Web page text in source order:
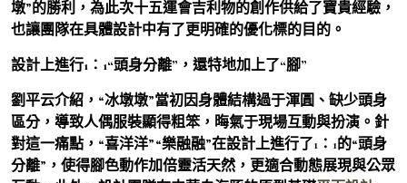
墩”的勝利，為此次十五運會吉利物的創作供給了寶貴經驗，
也讓團隊在具體設計中有了更明確的優化標的目的。
設計上進行1∶1“頭身分離”，還特地加上了“腳”
劉平云介紹，“冰墩墩”當初因身體結構過于渾圓、缺少頭身
區分，導致人偶服裝顯得粗笨，晦氣于現場互動與扮演。針
對這一痛點，“喜洋洋”“樂融融”在設計上進行了1∶1的“頭身
分離”，使得腳色動作加倍靈活天然，更適合動態展現與公眾